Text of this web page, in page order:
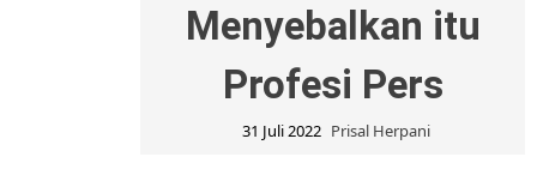
Menyebalkan itu
Profesi Pers
31 Juli 2022 Prisal Herpani